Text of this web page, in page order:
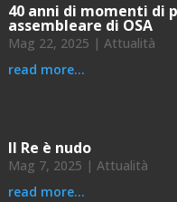
40 anni di momenti di
assembleare di OSA
Mag 22, 2025 | Attualità
read more...
Il Re è nudo
Mag 7, 2025 | Attualità
read more...